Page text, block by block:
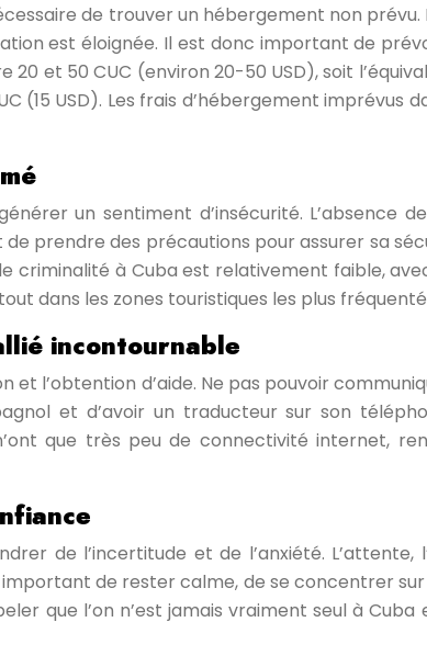
de trouver un hébergement non
est éloignée. Il est donc important de
et 50 CUC (environ 20-50 USD), soit
(15 USD). Les frais d’hébergement
un sentiment d’insécurité. L’absence
prendre des précautions pour assurer sa
criminalité à Cuba est relativement faible,
dans les zones touristiques les plus
incontournable
et l’obtention d’aide. Ne pas pouvoir
et d’avoir un traducteur sur son
que très peu de connectivité internet,
de l’incertitude et de l’anxiété.
de rester calme, de se concentrer
que l’on n’est jamais vraiment seul à